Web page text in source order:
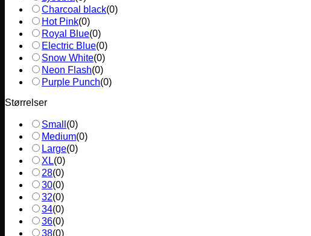
Charcoal black(0)
Hot Pink(0)
Royal Blue(0)
Electric Blue(0)
Snow White(0)
Neon Flash(0)
Purple Punch(0)
Størrelser
Small (0)
Medium(0)
Large(0)
XL(0)
28(0)
30(0)
32(0)
34(0)
36(0)
38(0)